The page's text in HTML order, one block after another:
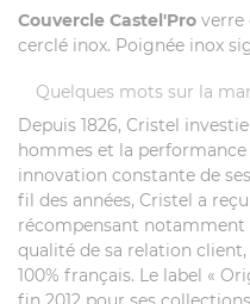
Couvercle Castel'Pro verre
cerclé inox. Poignée inox
Quelques mots sur la
Depuis 1826, Cristel
hommes et la
innovation constante de
fil des années, Cristel a
récompensant notamment
qualité de sa relation
100% français. Le label «